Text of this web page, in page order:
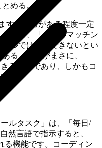
とめる。
す。入力がある程度一定
がら、「ルールマッチン
ルでは対応できないとい
る。これがまさに、
る場面であり、しかもコ
。
ルタスク」は、「毎日/
然言語で指示すると、
る機能です。コーディン